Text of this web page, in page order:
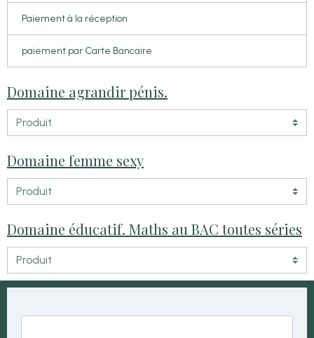
Paiement à la réception
paiement par Carte Bancaire
Domaine agrandir pénis.
Domaine femme sexy
Domaine éducatif. Maths au BAC toutes séries